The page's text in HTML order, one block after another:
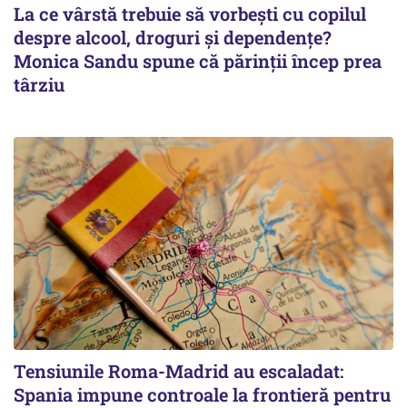
La ce vârstă trebuie să vorbești cu copilul
despre alcool, droguri și dependențe?
Monica Sandu spune că părinții încep prea
târziu
Tensiunile Roma-Madrid au escaladat:
Spania impune controale la frontieră pentru